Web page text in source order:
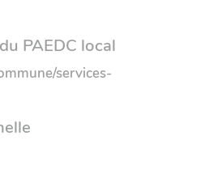
PAEDC local
services-